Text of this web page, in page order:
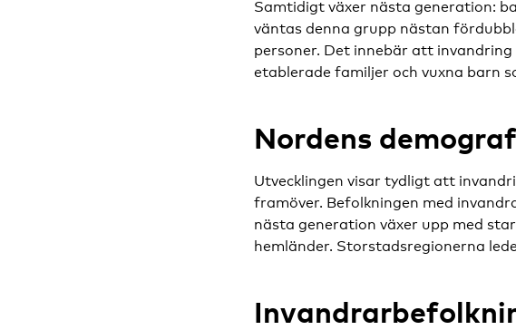
Samtidigt växer nästa generation:
väntas denna grupp nästan
personer. Det innebär att
etablerade familjer och vuxna barn
Nordens
Utvecklingen visar tydligt att
framöver. Befolkningen med
nästa generation växer upp med
hemländer. Storstadsregionerna